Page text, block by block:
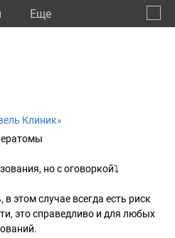
Eще
Клиник»
но с оговоркой⤵️
этом случае всегда есть риск
это справедливо и для любых